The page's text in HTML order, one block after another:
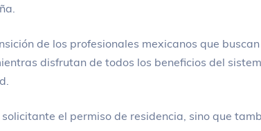
de los profesionales mexicanos que
disfrutan de todos los beneficios del
el permiso de residencia, sino que